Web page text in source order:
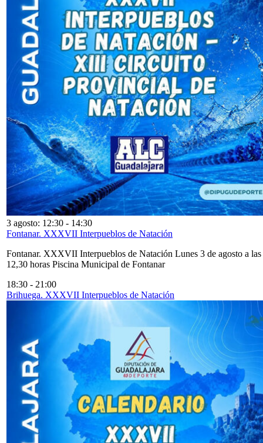
3 agosto: 12:30 - 14:30
Fontanar. XXXVII Interpueblos de Natación
Fontanar. XXXVII Interpueblos de Natación Lunes 3 de agosto a las
12,30 horas Piscina Municipal de Fontanar
18:30 - 21:00
Brihuega. XXXVII Interpueblos de Natación